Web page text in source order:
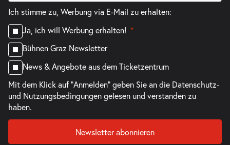
Ich stimme zu, Werbung via E-Mail zu erhalten:
Ja, ich will Werbung erhalten!
Bühnen Graz Newsletter
News & Angebote aus dem Ticketzentrum
Mit dem Klick auf "Anmelden" geben Sie an die Datenschutz-
und Nutzungsbedingungengelesen und verstanden zu
haben.
Newsletter abonnieren